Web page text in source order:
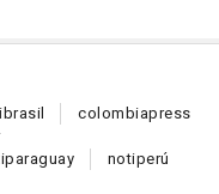
brasil colombiapress
paraguay notiperú